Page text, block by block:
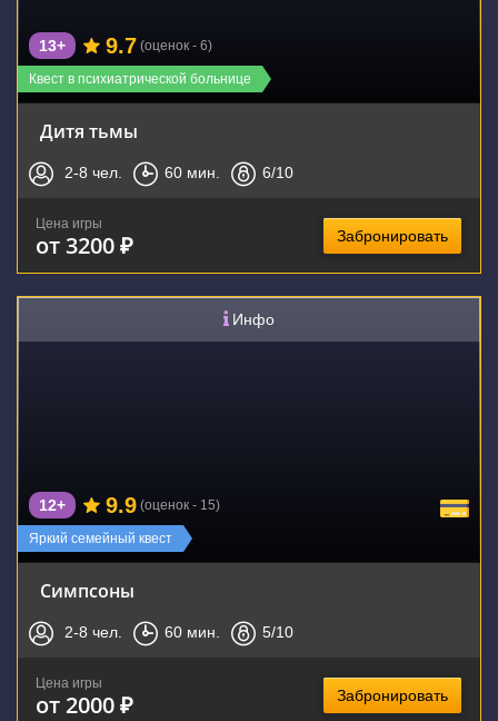
Квест в психиатрической больнице
13+ 9.7 (оценок - 6)
Дитя тьмы
2-8 чел. 60 мин. 6/10
Цена игры
от 3200 ₽ Забронировать
Инфо
Яркий семейный квест
12+ 9.9 (оценок - 15)
Симпсоны
2-8 чел. 60 мин. 5/10
Цена игры
от 2000 ₽ Забронировать